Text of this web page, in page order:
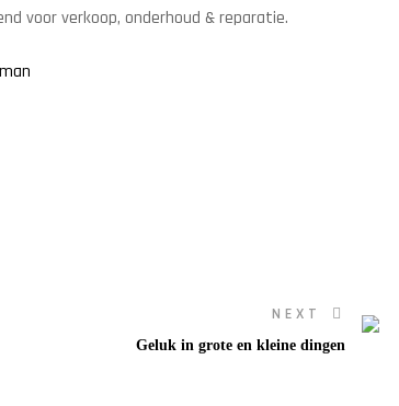
voor verkoop, onderhoud & reparatie.
NEXT
Geluk in grote en kleine dingen